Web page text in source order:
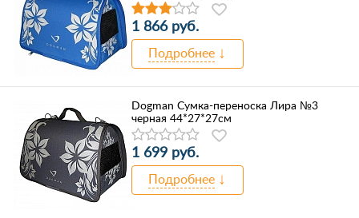
1 866 руб.
Подробнее
Dogman Сумка-переноска Лира №3
черная 44*27*27см
1 699 руб.
Подробнее